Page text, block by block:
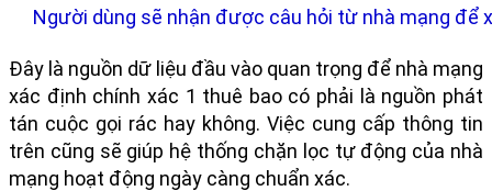
Người dùng sẽ nhận được câu hỏi từ nhà mạng để
Đây là nguồn dữ liệu đầu vào quan trọng để nhà mạng
xác định chính xác 1 thuê bao có phải là nguồn phát
tán cuộc gọi rác hay không. Việc cung cấp thông tin
trên cũng sẽ giúp hệ thống chặn lọc tự động của nhà
mạng hoạt động ngày càng chuẩn xác.